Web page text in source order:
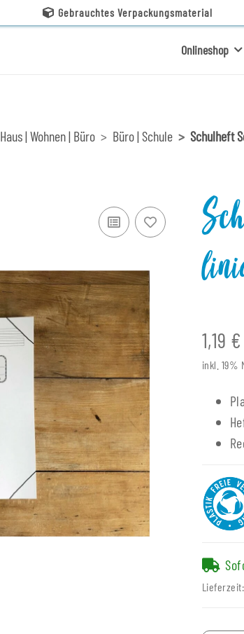
Gebrauchtes Verpackungsmaterial
Onlineshop
Haus | Wohnen | Büro Büro | Schule Schulheft
1,19 €
inkl. 19%
Lieferzeit: